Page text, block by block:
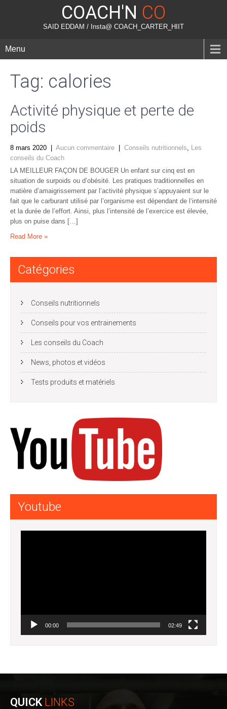
COACH'N CO
SAID EDDAM / Insta@ COACH_CARTER_HIIT
Menu
Tag: calories
Activité physique et perte de
poids
8 mars 2020 Aucun commentaire Conseils nutritionnels, Les
conseils du Coach
LA MEILLEUR FAÇON DE BOUGER Un enfant sur cinq est en
situation de surpoids ou d’obésité. Les pratiques traditionnelles en
matière d’amaigrissement par l’activité physique s’appuyaient sur le
fait que le carburant utilisé par l’organisme est dépendant de l‘intensité
et la durée de l’effort. Ainsi, plus l’intensité de l’exercice est élevée,
plus on puise dans […]
Read More »
Catégories
Conseils nutritionnels
Conseils pour vos entrainements
Les conseils du Coach
News, photos et vidéos
Tests produits et matériels
Youtube
00:00 02:49
QUICK LINKS